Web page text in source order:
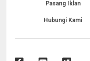
Pasang Iklan
Hubungi Kami